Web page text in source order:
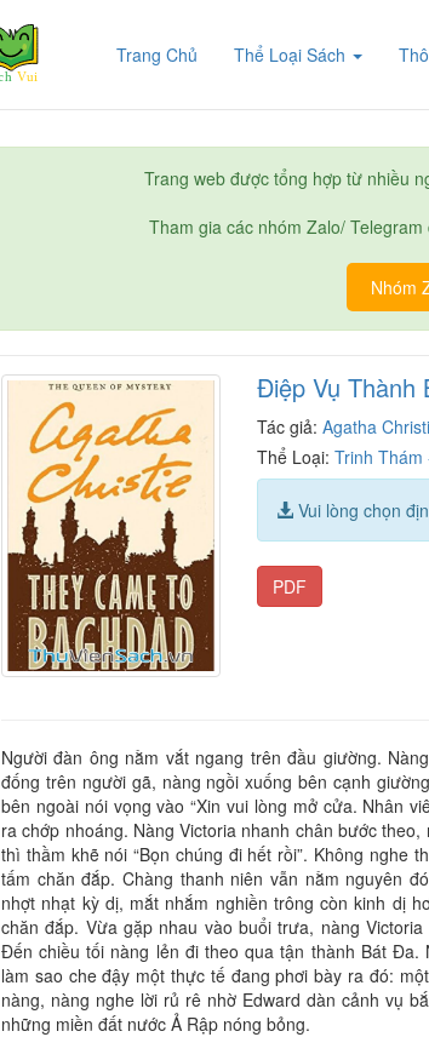
Trang Chủ (current)Thể Loại Sách
Trang web được tổng hợp từ nhiều
Tham gia các nhóm Zalo/
Nhóm
Điệp Vụ Thành
Tác giả:Agatha
Thể Loại:Trinh
Vui lòng chọn
PDF
Người đàn ông nằm vắt ngang trên đầu giường.
đống trên người gã, nàng ngồi xuống bên cạnh
bên ngoài nói vọng vào “Xin vui lòng mở cửa. Nhân
ra chớp nhoáng. Nàng Victoria nhanh chân bước theo,
thì thầm khẽ nói “Bọn chúng đi hết rồi”. Không nghe
tấm chăn đắp. Chàng thanh niên vẫn nằm nguyên
nhợt nhạt kỳ dị, mắt nhắm nghiền trông còn kinh dị
chăn đắp. Vừa gặp nhau vào buổi trưa, nàng
Đến chiều tối nàng lẻn đi theo qua tận thành Bát Đa.
làm sao che đậy một thực tế đang phơi bày ra đó:
nàng, nàng nghe lời rủ rê nhờ Edward dàn cảnh vụ
những miền đất nước Ả Rập nóng bỏng.